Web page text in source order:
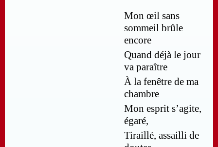
Mon œil sans
sommeil brûle
encore
Quand déjà le jour
va paraître
À la fenêtre de ma
chambre
Mon esprit s’agite,
égaré,
Tiraillé, assailli de